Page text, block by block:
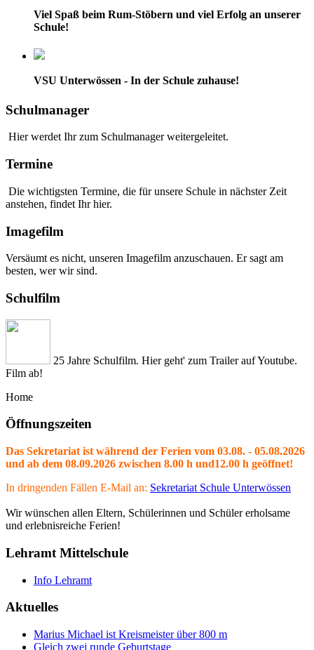
Viel Spaß beim Rum-Stöbern und viel Erfolg an unserer
Schule!
VSU Unterwössen - In der Schule zuhause!
Schulmanager
Hier werdet Ihr zum Schulmanager weitergeleitet.
Termine
Die wichtigsten Termine, die für unsere Schule in nächster Zeit
anstehen, findet Ihr hier.
Imagefilm
Versäumt es nicht, unseren Imagefilm anzuschauen. Er sagt am
besten, wer wir sind.
Schulfilm
25 Jahre Schulfilm. Hier geht' zum Trailer auf Youtube.
Film ab!
Home
Öffnungszeiten
Das Sekretariat ist während der Ferien vom 03.08. - 05.08.2026
und ab dem 08.09.2026 zwischen 8.00 h und12.00 h geöffnet!
In dringenden Fällen E-Mail an: Sekretariat Schule Unterwössen
Wir wünschen allen Eltern, Schülerinnen und Schüler erholsame
und erlebnisreiche Ferien!
Lehramt Mittelschule
Info Lehramt
Aktuelles
Marius Michael ist Kreismeister über 800 m
Gleich zwei runde Geburtstage